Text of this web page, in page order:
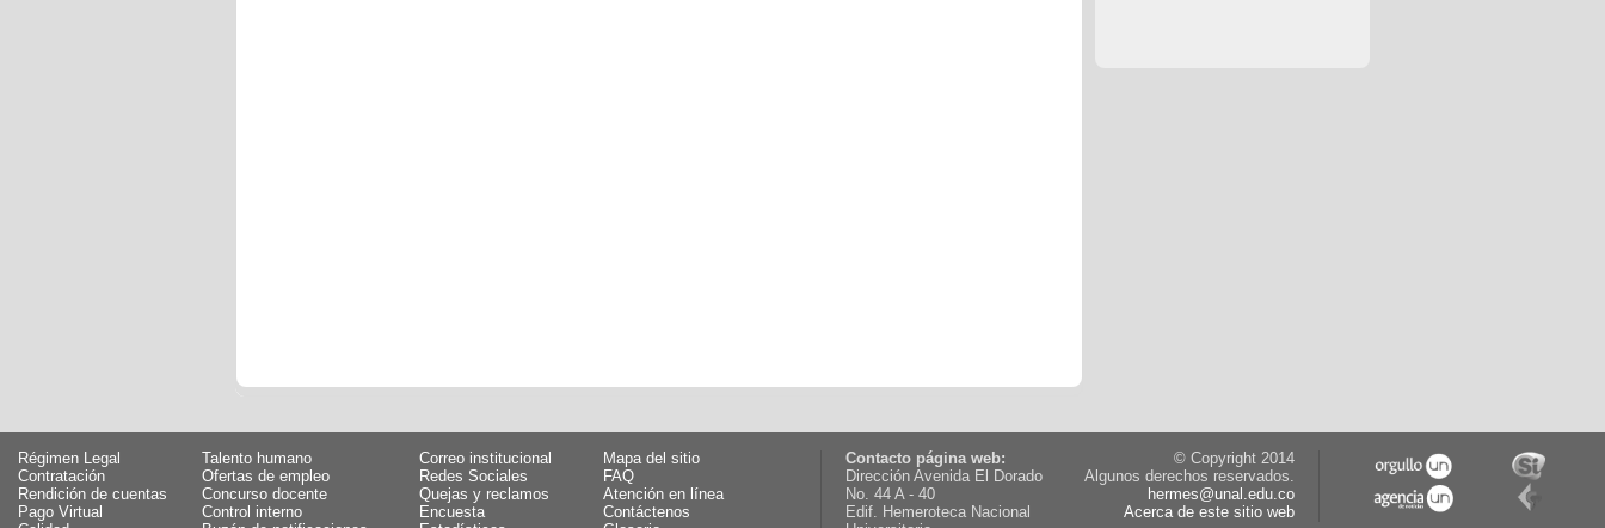
Régimen Legal
Talento humano
Contratación
Ofertas de empleo
Rendición de cuentas
Concurso docente
Pago Virtual
Control interno
Correo institucional
Mapa del sitio
Redes Sociales
FAQ
Quejas y reclamos
Atención en línea
Encuesta
Contáctenos
Contacto página web:
Dirección Avenida El Dorado
No. 44 A - 40
Edif. Hemeroteca Nacional
© Copyright 2014
Algunos derechos reservados.
hermes@unal.edu.co
Acerca de este sitio web